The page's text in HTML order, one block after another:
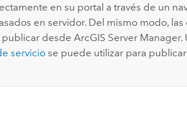
en su portal a través de un
en servidor. Del mismo modo,
publicar desde ArcGIS Server Manager.
serviciose puede utilizar para